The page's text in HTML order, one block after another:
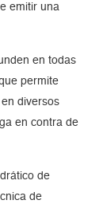
emitir una
en todas
permite
diversos
en contra de
de
de